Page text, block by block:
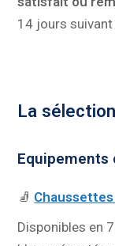
14 jours
La
Equipements
🧦
Disponibles en